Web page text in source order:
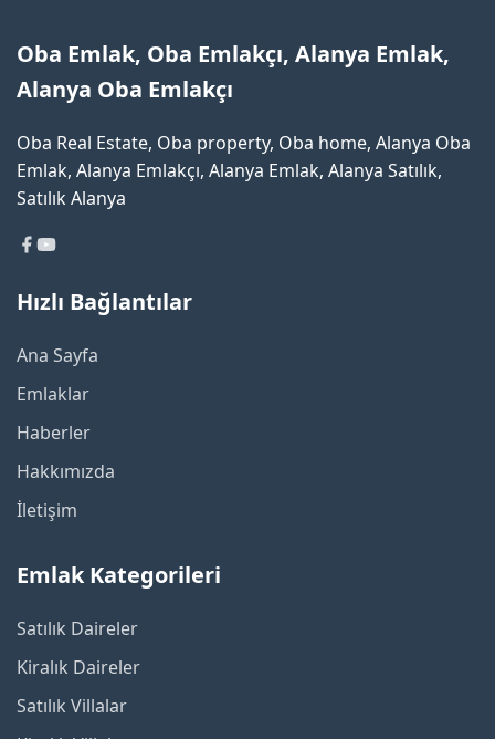
Oba Emlak, Oba Emlakçı, Alanya Emlak,
Alanya Oba Emlakçı
Oba Real Estate, Oba property, Oba home, Alanya Oba
Emlak, Alanya Emlakçı, Alanya Emlak, Alanya Satılık,
Satılık Alanya
Hızlı Bağlantılar
Ana Sayfa
Emlaklar
Haberler
Hakkımızda
İletişim
Emlak Kategorileri
Satılık Daireler
Kiralık Daireler
Satılık Villalar